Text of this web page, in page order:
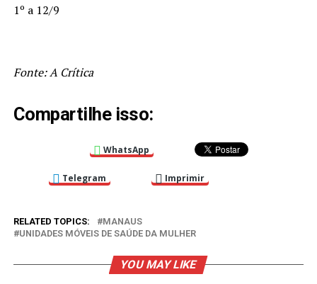
1º a 12/9
Fonte: A Crítica
Compartilhe isso:
WhatsApp
Telegram Imprimir
RELATED TOPICS:
MANAUS
UNIDADES MÓVEIS DE SAÚDE DA MULHER
YOU MAY LIKE